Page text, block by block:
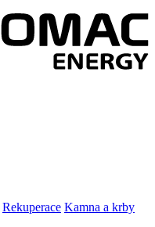
Rekuperace Kamna a krby